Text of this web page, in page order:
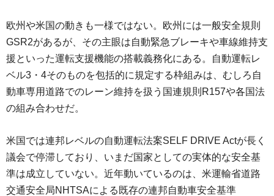
欧州や米国の動きも一様ではない。欧州には一般安全規則
GSR2があるが、その主眼は自動緊急ブレーキや車線維持支
援といった運転支援機能の搭載義務化にある。自動運転レ
ベル3・4そのものを包括的に規定する枠組みは、むしろ自
動車専用道路でのレーン維持を扱う国連規則R157や各国法
の組み合わせだ。
米国では連邦レベルの自動運転法案SELF DRIVE Actが長く
議会で停滞しており、いまだ国家としての実体的な安全基
準は成立していない。近年動いているのは、米運輸省道路
交通安全局NHTSAによる既存の連邦自動車安全基準